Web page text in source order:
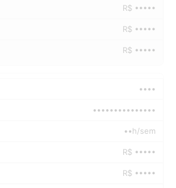
R$ •••••
R$ •••••
R$ •••••
••••
•••••••••••••••
••h/sem
R$ •••••
R$ •••••